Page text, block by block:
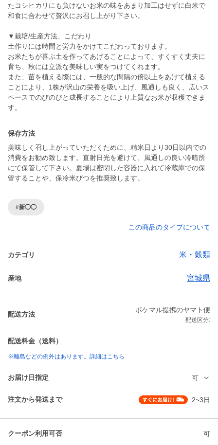
たコシヒカリにも負けないお米の味をあまり加工はせずに白米で
和食に合わせて贅沢にお召し上がり下さい。
▼栽培/生産方法、こだわり
土作りには時間と労力をかけてこだわっております。
お米たちが喜ぶ土を作ってあげることによって、すくすく丈夫に
育ち、秋には立派な美味しい実をつけてくれます。
また、苗を植える際には、一般的な間隔の倍以上をあけて植える
ことにより、1株が沢山の栄養を吸い上げ、風通しも良く、広いス
ペースでのびのびと成長することにより上質なお米が収穫できま
す。
保存方法
美味しく召し上がっていただくために、精米日より30日以内での
消費をお勧め致します。直射日光を避けて、風通しの良い冷暗所
にて保管して下さい。夏場は密閉した容器に入れて冷蔵庫での保
管することや、保冷米びつを推奨致します。
#新◯◯
この商品のタイプについて
カテゴリ 米・穀類
産地 宮城県
配送方法
ポケマル提携のヤマト便
配送区分:
配送料金（送料）
※離島などの例外はあります。詳細はこちら
お届け日指定 可
注文から発送まで 2~3日
クーポン利用可否 可